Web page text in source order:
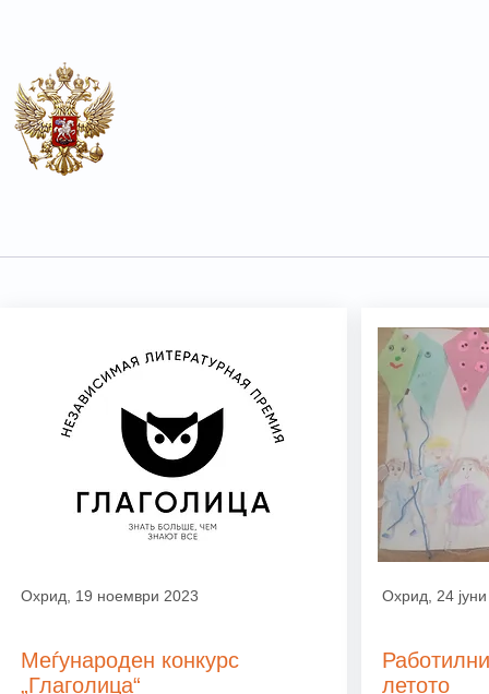
Охрид, 19 ноември 2023
Меѓународен конкурс
„Глаголица“
Охрид, 24
летото